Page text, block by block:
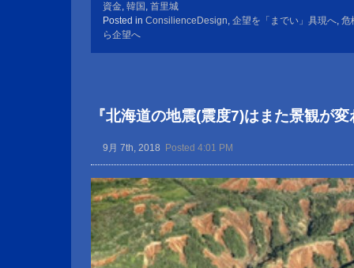
資金, 韓国 , 首里城
Posted in ConsilienceDesign, 企望を「までい」具現へ, 危
ら企望へ
『北海道の地震(震度7)はまた景観が
9月 7th, 2018 Posted 4:01 PM